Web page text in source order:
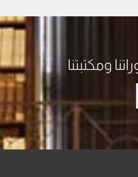
ومكتبتنا